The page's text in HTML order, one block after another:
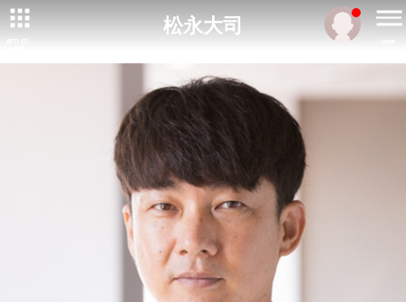
松永大司